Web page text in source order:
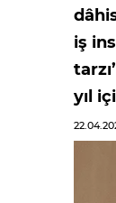
iş
yıl